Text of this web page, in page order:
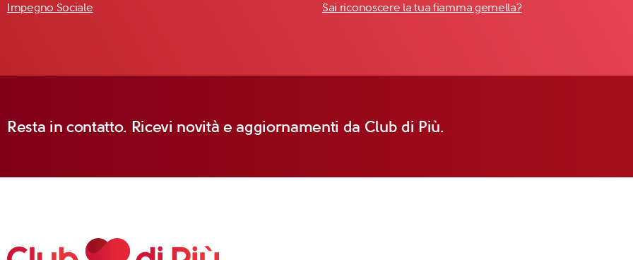
Impegno Sociale
Sai riconoscere la tua fiamma gemella?
Resta in contatto. Ricevi novità e aggiornamenti da Club di Più.